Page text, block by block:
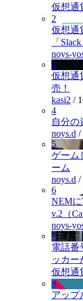
仮想通
2
仮想通
「Slack
noys-
3
仮想通
売！
kasi2 /
4
自分の
noys.d /
5
ゲーム
ーム
noys.d /
6
NEM
v.2（
noys-
7
電話番
ッカー
仮想通
8
アップ